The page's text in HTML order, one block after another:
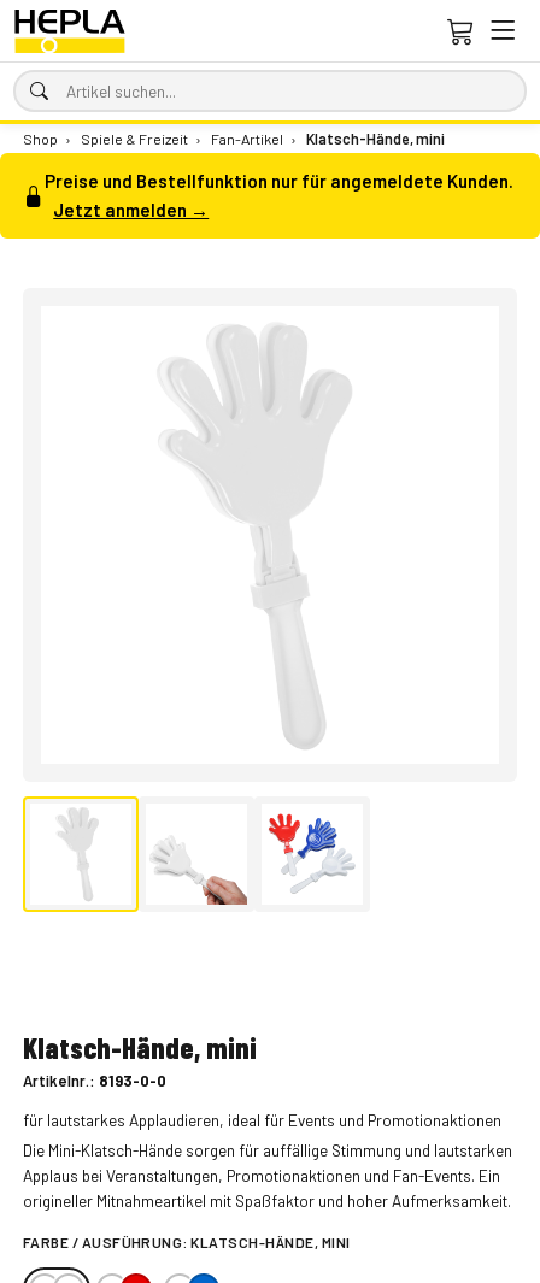
Shop › Spiele & Freizeit › Fan-Artikel › Klatsch-Hände, mini
Preise und Bestellfunktion nur für angemeldete Kunden.
Jetzt anmelden →
Klatsch-Hände, mini
Artikelnr.: 8193-0-0
für lautstarkes Applaudieren, ideal für Events und Promotionaktionen
Die Mini-Klatsch-Hände sorgen für auffällige Stimmung und lautstarken
Applaus bei Veranstaltungen, Promotionaktionen und Fan-Events. Ein
origineller Mitnahmeartikel mit Spaßfaktor und hoher Aufmerksamkeit.
FARBE / AUSFÜHRUNG:KLATSCH-HÄNDE, MINI